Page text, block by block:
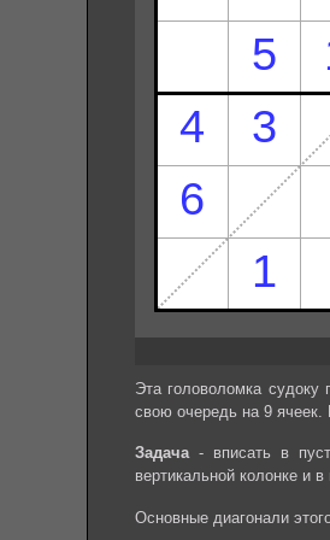
Эта головоломка судоку
свою очередь на 9 ячеек.
Задача- вписать в
вертикальной колонке и
Основные диагонали